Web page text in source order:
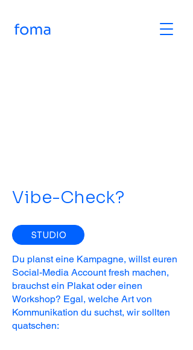
Vibe-Check?
STUDIO
Du planst eine Kampagne, willst euren
Social-Media Account fresh machen,
brauchst ein Plakat oder einen
Workshop? Egal, welche Art von
Kommunikation du suchst, wir sollten
quatschen: